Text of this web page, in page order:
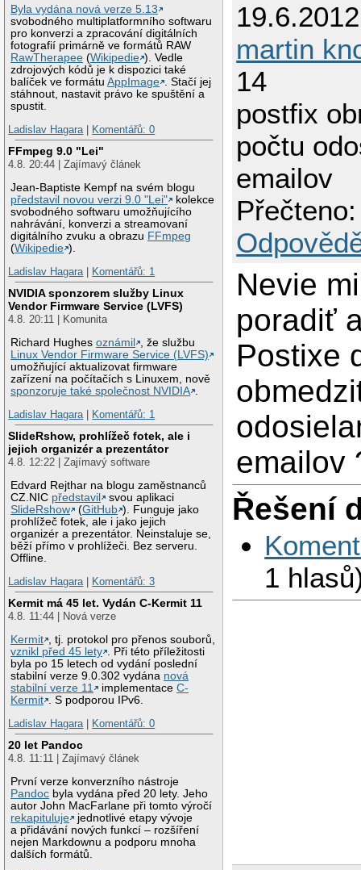
Byla vydána nová verze 5.13
svobodného multiplatformního softwaru
pro konverzi a zpracování digitálních
fotografií primárně ve formátů RAW
RawTherapee (Wikipedie ). Vedle
zdrojových kódů je k dispozici také
balíček ve formátuAppImage
. Stačí jej
stáhnout, nastavit právo ke spuštění a
spustit.
Ladislav Hagara| Komentářů: 0
FFmpeg 9.0 "Lei"
4.8. 20:44 | Zajímavý článek
Jean-Baptiste Kempf na svém blogu
představil novou verzi 9.0 "Lei"
kolekce
svobodného softwaru umožňujícího
nahrávání, konverzi a streamovaní
digitálního zvuku a obrazu FFmpeg
(Wikipedie ).
Ladislav Hagara| Komentářů: 1
NVIDIA sponzorem služby Linux
Vendor Firmware Service (LVFS)
4.8. 20:11 | Komunita
Richard Hughesoznámil
, že službu
Linux Vendor Firmware Service (LVFS)
umožňující aktualizovat firmware
zařízení na počítačích s Linuxem, nově
sponzoruje také společnost NVIDIA
Ladislav Hagara| Komentářů: 1
SlideRshow, prohlížeč fotek, ale i
jejich organizér a prezentátor
4.8. 12:22 | Zajímavý software
Edvard Rejthar na blogu zaměstnanců
CZ.NIC představil
svou aplikaci
SlideRshow
(GitHub ). Funguje jako
prohlížeč fotek, ale i jako jejich
organizér a prezentátor. Neinstaluje se,
běží přímo v prohlížeči. Bez serveru.
Offline.
Ladislav Hagara| Komentářů: 3
Kermit má 45 let. Vydán C-Kermit 11
4.8. 11:44 | Nová verze
Kermit
, tj. protokol pro přenos souborů,
vznikl před 45 lety
. Při této příležitosti
byla po 15 letech od vydání poslední
stabilní verze 9.0.302 vydána nová
stabilní verze 11
implementaceC-
Kermit
. S podporou IPv6.
Ladislav Hagara| Komentářů: 0
20 let Pandoc
4.8. 11:11 | Zajímavý článek
První verze konverzního nástroje
Pandoc byla vydána před 20 lety. Jeho
autor John MacFarlane při tomto výročí
rekapituluje
jednotlivé etapy vývoje
a přidávání nových funkcí – rozšíření
nejen Markdownu a podporu mnoha
dalších formátů.
martin
14
postfix
počtu
emailov
Nevie
poradiť
Postixe
emailov
Řešení
1